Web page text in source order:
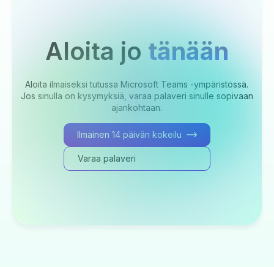
Aloita jo tänään
Aloita ilmaiseksi tutussa Microsoft Teams -ympäristössä.
Jos sinulla on kysymyksiä, varaa palaveri sinulle sopivaan
ajankohtaan.
Ilmainen 14 päivän kokeilu
Varaa palaveri